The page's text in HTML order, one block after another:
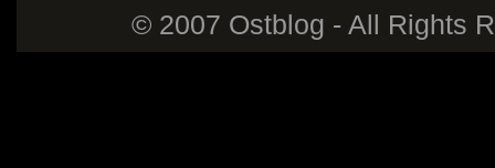
© 2007 Ostblog - All Rights